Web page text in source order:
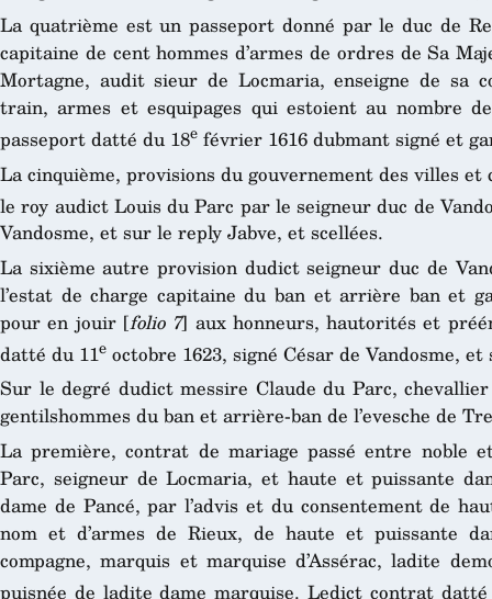
La quatrième est un passeport donné par le duc de
capitaine de cent hommes d’armes de ordres de Sa
Mortagne, audit sieur de Locmaria, enseigne de sa
train, armes et esquipages qui estoient au nombre
passeport datté du 18e février 1616 dubmant signé et
La cinquième, provisions du gouvernement des villes et
le roy audict Louis du Parc par le seigneur duc de
Vandosme, et sur le reply Jabve, et scellées.
La sixième autre provision dudict seigneur duc de
l’estat de charge capitaine du ban et arrière ban et
pour en jouir [folio 7] aux honneurs, hautorités et
datté du 11e octobre 1623, signé César de Vandosme,
Sur le degré dudict messire Claude du Parc,
gentilshommes du ban et arrière-ban de l’evesche de
La première, contrat de mariage passé entre noble
Parc, seigneur de Locmaria, et haute et puissante
dame de Pancé, par l’advis et du consentement de
nom et d’armes de Rieux, de haute et puissante
compagne, marquis et marquise d’Assérac, ladite
puisnée de ladite dame marquise. Ledict contrat